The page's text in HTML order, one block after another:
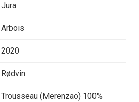
Jura
Arbois
2020
Rødvin
Trousseau (Merenzao) 100%